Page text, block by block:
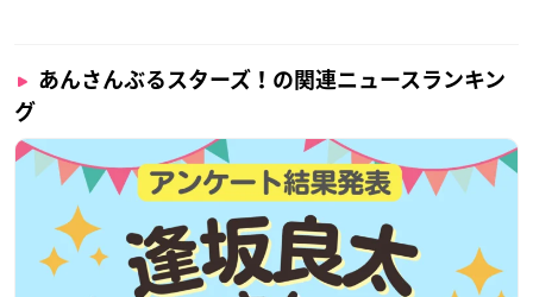
あんさんぶるスターズ！の関連ニュースランキン
グ